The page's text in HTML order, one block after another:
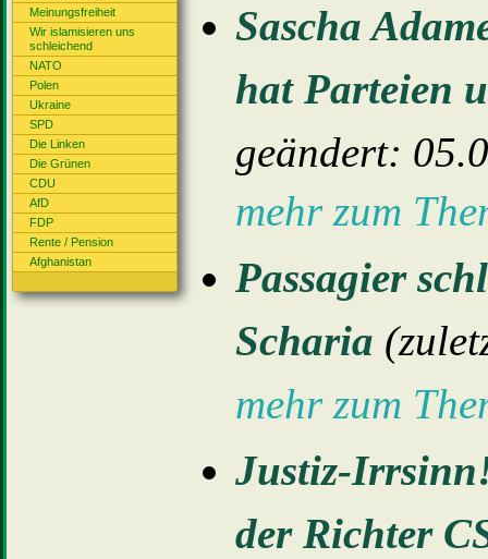
Meinungsfreiheit
Wir islamisieren uns
schleichend
NATO
Polen
Ukraine
SPD
Die Linken
Die Grünen
CDU
AfD
FDP
Rente / Pension
Afghanistan
Sascha
hat Parteien
geändert:
mehr zum
Passagier
Scharia
mehr zum
Justiz-
der Richter